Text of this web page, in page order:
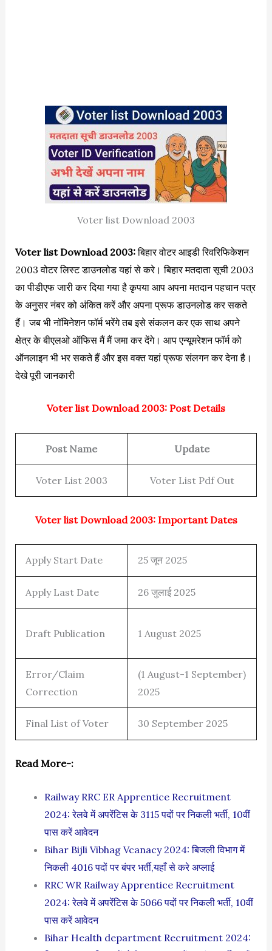
Voter list Download 2003
Voter list Download 2003:बिहार वोटर आइडी रिवरिफिकेशन
2003 वोटर लिस्ट डाउनलोड यहां से करे। बिहार मतदाता सूची 2003
का पीडीएफ जारी कर दिया गया है कृपया आप अपना मतदान पहचान पत्र
के अनुसर नंबर को अंकित करें और अपना प्रूफ डाउनलोड कर सकते
हैं। जब भी नॉमिनेशन फॉर्म भरेंगे तब इसे संकलन कर एक साथ अपने
क्षेत्र के बीएलओ ऑफिस मैं मैं जमा कर देंगे। आप एन्यूमरेशन फॉर्म को
ऑनलाइन भी भर सकते हैं और इस वक्त यहां प्रूफ संलगन कर देना है।
देखे पूरी जानकारी
Voter list Download 2003: Post Details
Post Name Update
Voter List 2003 Voter List Pdf Out
Voter list Download 2003: Important Dates
Apply Start Date 25 जून 2025
Apply Last Date 26 जुलाई 2025
Draft Publication 1 August 2025
Error/Claim
Correction
(1 August-1 September)
2025
Final List of Voter 30 September 2025
Read More-:
Railway RRC ER Apprentice Recruitment
2024: रेलवे में अपरेंटिस के 3115 पदों पर निकली भर्ती, 10वीं
पास करें आवेदन
Bihar Bijli Vibhag Vcanacy 2024: बिजली विभाग में
निकली 4016 पदों पर बंपर भर्ती,यहाँ से करे अप्लाई
RRC WR Railway Apprentice Recruitment
2024: रेलवे में अपरेंटिस के 5066 पदों पर निकली भर्ती, 10वीं
पास करें आवेदन
Bihar Health department Recruitment 2024: